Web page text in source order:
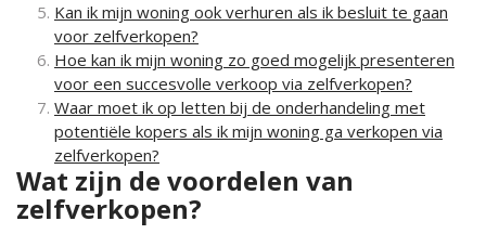
Kan ik mijn woning ook verhuren als ik besluit te gaan
voor zelfverkopen?
Hoe kan ik mijn woning zo goed mogelijk presenteren
voor een succesvolle verkoop via zelfverkopen?
Waar moet ik op letten bij de onderhandeling met
potentiële kopers als ik mijn woning ga verkopen via
zelfverkopen?
Wat zijn de voordelen van
zelfverkopen?